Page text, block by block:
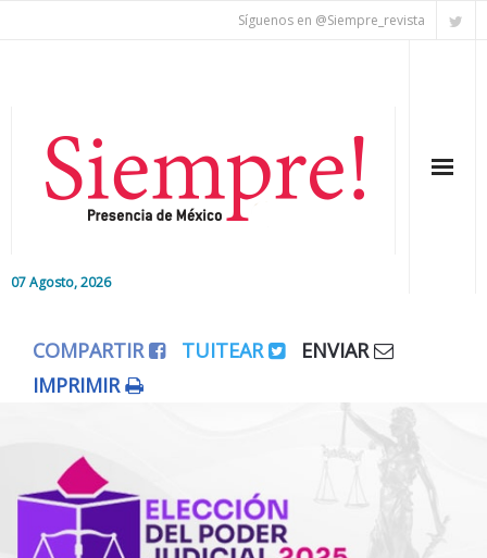
Síguenos en @Siempre_revista
07 Agosto, 2026
Editorial
Colaboradores
Internacional
COMPARTIR TUITEAR
ENVIAR
IMPRIMIR